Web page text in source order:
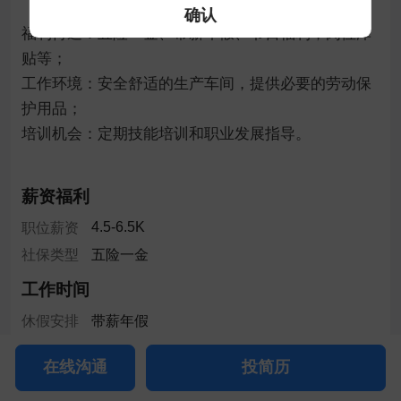
福利待遇：五险一金、带薪年假、节日福利，岗位津
贴等；
工作环境：安全舒适的生产车间，提供必要的劳动保
护用品；
培训机会：定期技能培训和职业发展指导。
薪资福利
职位薪资
4.5-6.5K
社保类型
五险一金
工作时间
休假安排 带薪年假
工作地址
在线沟通 投简历
确认